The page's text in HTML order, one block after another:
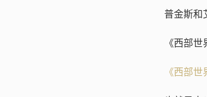
普金斯和
《西部
《西部